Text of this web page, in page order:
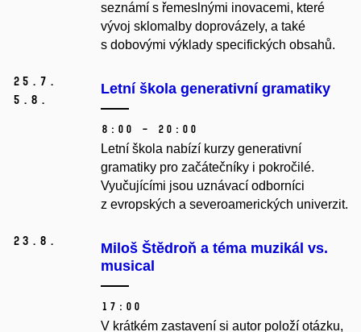
seznámí s řemeslnými inovacemi, které
vývoj sklomalby doprovázely, a také
s dobovými výklady specifických obsahů.
25. 7.
5. 8.
Letní škola generativní gramatiky
8:00 – 20:00
Letní škola nabízí kurzy generativní
gramatiky pro začátečníky i pokročilé.
Vyučujícími jsou uznávací odborníci
z evropských a severoamerických univerzit.
23. 8.
Miloš Štědroň a téma muzikál vs.
musical
17:00
V krátkém zastavení si autor položí otázku,